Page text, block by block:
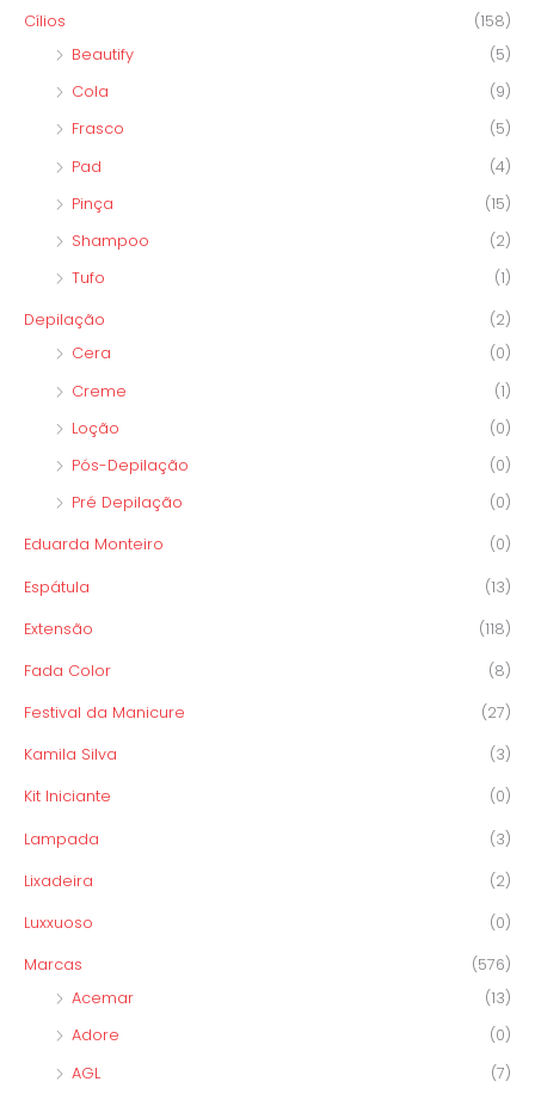
Cílios
(158)
Beautify
(5)
Cola
(9)
Frasco
(5)
Pad
(4)
Pinça
(15)
Shampoo
(2)
Tufo
(1)
Depilação
(2)
Cera
(0)
Creme
(1)
Loção
(0)
Pós-Depilação
(0)
Pré Depilação
(0)
Eduarda Monteiro (0)
Espátula (13)
Extensão (118)
Fada Color (8)
Festival da Manicure (27)
Kamila Silva (3)
Kit Iniciante (0)
Lampada (3)
Lixadeira (2)
Luxxuoso (0)
Marcas
(576)
Acemar
(13)
Adore
(0)
AGL
(7)